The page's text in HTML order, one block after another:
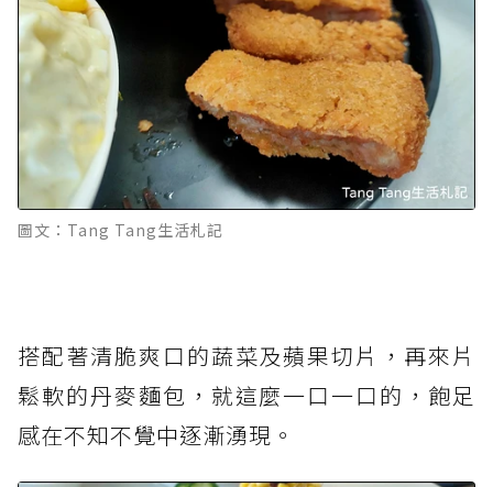
圖文：Tang Tang生活札記
搭配著清脆爽口的蔬菜及蘋果切片，再來片
鬆軟的丹麥麵包，就這麼一口一口的，飽足
感在不知不覺中逐漸湧現。